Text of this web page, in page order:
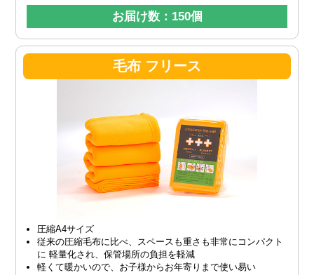
お届け数：150個
毛布 フリース
圧縮A4サイズ
従来の圧縮毛布に比べ、スペースも重さも非常にコンパクト
に 軽量化され、保管場所の負担を軽減
軽くて暖かいので、お子様からお年寄りまで使い易い